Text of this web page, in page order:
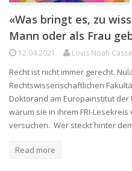
«Was bringt es, zu
Mann oder als Frau
12.04.2021 Lovis Noah
Recht ist nicht immer gerecht.
Rechtswissenschaftlichen
Doktorand am Europainstitut
warum sie in ihrem FRI-
versuchen. Wer steckt hinter
Read more